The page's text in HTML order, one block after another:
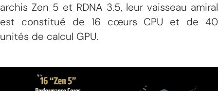
archis Zen 5 et RDNA 3.5, leur vaisseau amiral
est constitué de 16 cœurs CPU et de 40
unités de calcul GPU.